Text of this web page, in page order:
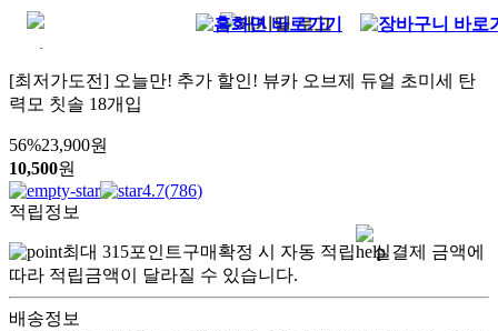
[최저가도전] 오늘만! 추가 할인! 뷰카 오브제 듀얼 초미세 탄
력모 칫솔 18개입
56%23,900원
10,500원
4.7(786)
적립정보
최대 315포인트구매확정 시 자동 적립
실결제 금액에
따라 적립금액이 달라질 수 있습니다.
배송정보